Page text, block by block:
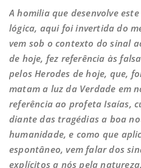
A homilia que desenvolve
lógica, aqui foi invertida do
vem sob o contexto do sinal
de hoje, fez referência às
pelos Herodes de hoje, que,
matam a luz da Verdade em
referência ao profeta Isaías,
diante das tragédias a boa
humanidade, e como que
espontâneo, vem falar dos
explícitos a nós pela